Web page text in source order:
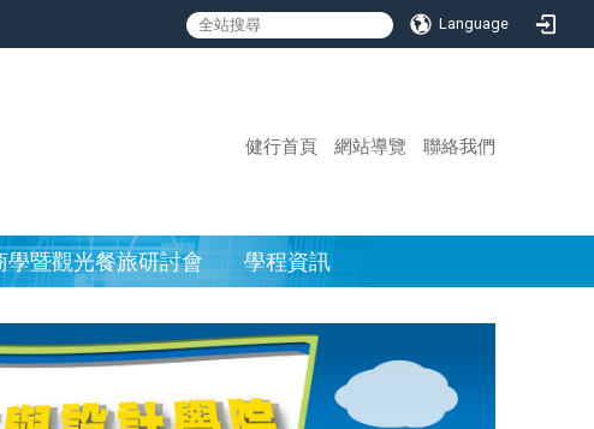
Language
健行首頁 網站導覽 聯絡我們
學暨觀光餐旅研討會 學程資訊